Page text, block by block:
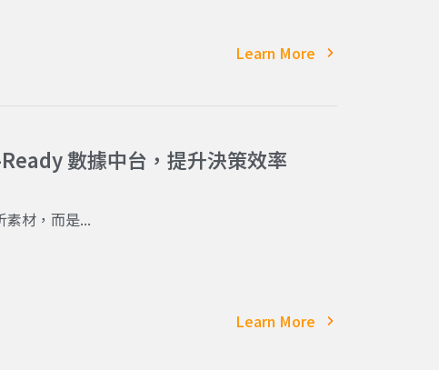
Learn More
數據中台，提升決策效率
素材，而是...
Learn More